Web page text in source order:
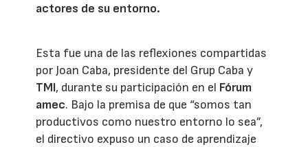
actores de su entorno.
Esta fue una de las reflexiones compartidas
por Joan Caba, presidente del Grup Caba y
TMI, durante su participación en el Fórum
amec. Bajo la premisa de que “somos tan
productivos como nuestro entorno lo sea”,
el directivo expuso un caso de aprendizaje